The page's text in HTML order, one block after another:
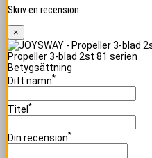
Skriv en recension
×
Propeller 3-blad 2st 81 serien
Betygsättning
Ditt namn*
Titel *
Din recension*